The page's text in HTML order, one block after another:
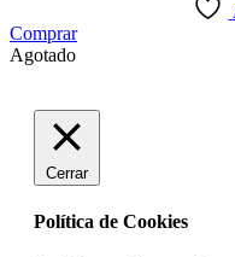
Comprar
Agotado
Cerrar
Política de Cookies